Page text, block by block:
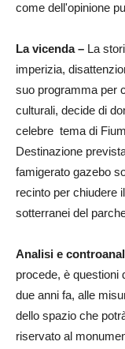
come dell'opinione
La vicenda – La
imperizia,
suo programma per
culturali, decide di
celebre tema di
Destinazione
famigerato gazebo
recinto per chiudere
sotterranei del
Analisi e
procede, è questioni
due anni fa, alle
dello spazio che
riservato al